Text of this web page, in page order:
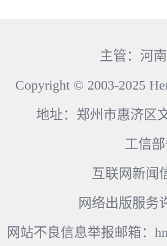
主管：河
Copyright © 2003-2025
地址：郑州市惠济区
工信部
互联网新闻
网络出版服务
网站不良信息举报邮箱：